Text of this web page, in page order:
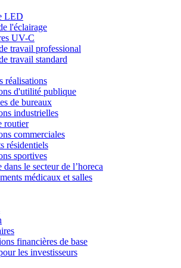
LED
l'éclairage
UV-C
travail professional
travail standard
réalisations
d'utilité publique
de bureaux
industrielles
routier
commerciales
résidentiels
sportives
dans le secteur de l’horeca
médicaux et salles
financières de base
les investisseurs